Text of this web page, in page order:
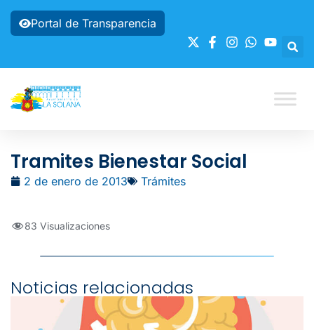
Portal de Transparencia
Tramites Bienestar Social
2 de enero de 2013 Trámites
83 Visualizaciones
Noticias relacionadas